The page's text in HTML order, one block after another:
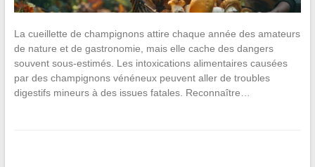
La cueillette de champignons attire chaque année des amateurs
de nature et de gastronomie, mais elle cache des dangers
souvent sous-estimés. Les intoxications alimentaires causées
par des champignons vénéneux peuvent aller de troubles
digestifs mineurs à des issues fatales. Reconnaître…